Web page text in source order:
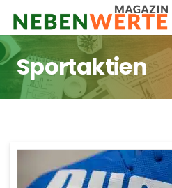
Sportaktien